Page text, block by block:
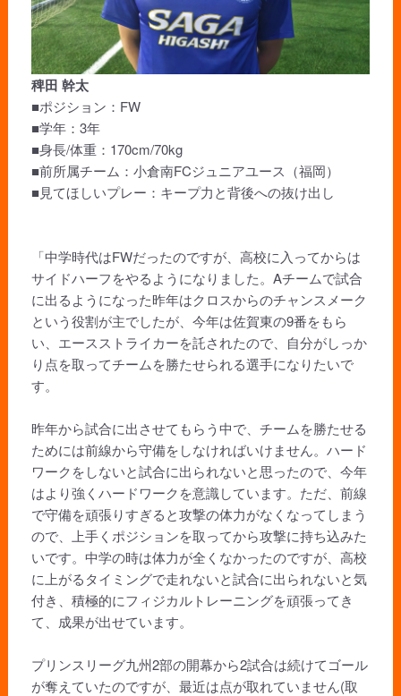
稗田 幹太
■ポジション：FW
■学年：3年
■身長/体重：170cm/70kg
■前所属チーム：小倉南FCジュニアユース（福岡）
■見てほしいプレー：キープ力と背後への抜け出し
「中学時代はFWだったのですが、高校に入ってからは
サイドハーフをやるようになりました。Aチームで試合
に出るようになった昨年はクロスからのチャンスメーク
という役割が主でしたが、今年は佐賀東の9番をもら
い、エースストライカーを託されたので、自分がしっか
り点を取ってチームを勝たせられる選手になりたいで
す。
昨年から試合に出させてもらう中で、チームを勝たせる
ためには前線から守備をしなければいけません。ハード
ワークをしないと試合に出られないと思ったので、今年
はより強くハードワークを意識しています。ただ、前線
で守備を頑張りすぎると攻撃の体力がなくなってしまう
ので、上手くポジションを取ってから攻撃に持ち込みた
いです。中学の時は体力が全くなかったのですが、高校
に上がるタイミングで走れないと試合に出られないと気
付き、積極的にフィジカルトレーニングを頑張ってき
て、成果が出せています。
プリンスリーグ九州2部の開幕から2試合は続けてゴール
が奪えていたのですが、最近は点が取れていません(取